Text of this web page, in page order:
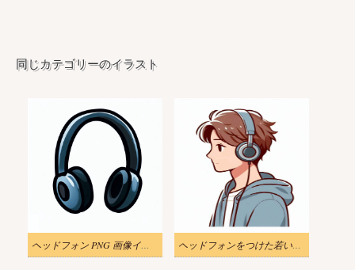
同じカテゴリーのイラスト
ヘッドフォン PNG 画像イラストをダウンロード ヘッドフォンをつけた若い男性のイラストをダウンロード